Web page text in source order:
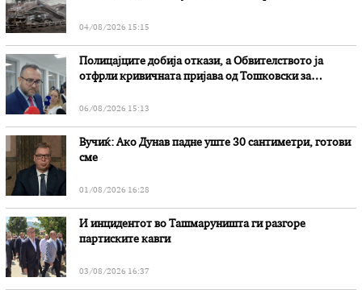
04/08/2026 15:15
Полицајците добија откази, а Обвителството ја
отфрли кривичната пријава од Тошковски за
06/08/2026 15:13
Вучиќ: Ако Дунав падне уште 30 сантиметри, готови
сме
01/08/2026 16:28
И инцидентот во Ташмаруништa ги разгоре
партиските кавги
03/08/2026 16:37